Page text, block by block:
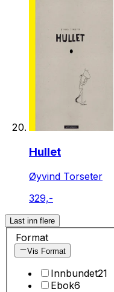
Hullet
Øyvind Torseter
329,-
Last inn flere
Format
Vis Format
Innbundet21
Ebok6